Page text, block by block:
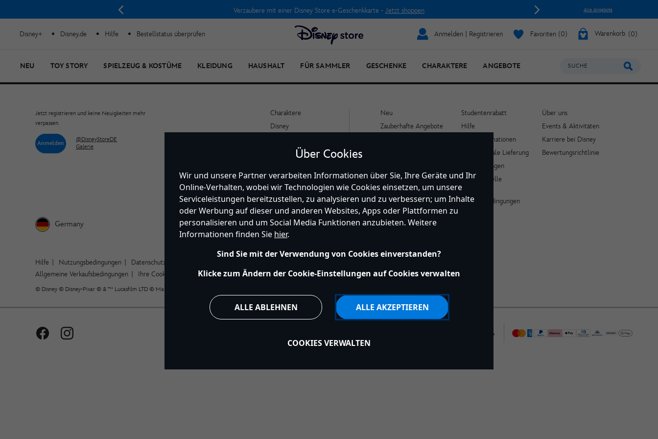
Verzaubere mit einer Disney Store e-Geschenkkarte - Jetzt shoppen Alle Angebote
Disney+ Disney.de Hilfe Bestellstatus überprüfen Anmelden | Registrieren Favoriten 0 Warenkorb 0
NEU TOY STORY SPIELZEUG & KOSTÜME KLEIDUNG HAUSHALT FÜR SAMMLER GESCHENKE CHARAKTERE ANGEBOTE SUCHE
Jetzt registrieren und keine Neuigkeiten mehr
verpassen.
Anmelden
@DisneyStoreDE
Galerie
Germany
Charaktere
Disney
Filme
Marken
Neu
Zauberhafte Angebote
Tickets
Studentenrabatt
Hilfe
Lieferinformationen
Internationale Lieferung
Rücksendungen
Größentabelle
Allgemeine
Verkaufsbedingungen
Über uns
Events & Aktivitäten
Karriere bei Disney
Bewertungsrichtlinie
Hilfe Nutzungsbedingungen Datenschutzerklärung
Allgemeine Verkaufsbedingungen
Ihre Cookie Einstellungen verwalten s172 Statements Accessibility
© Disney © Disney•Pixar © & ™ Lucasfilm LTD © Marvel. Alle Rechte vorbehalten.
Über Cookies
Wir und unsere Partner verarbeiten Informationen über Sie, Ihre Geräte und Ihr
Online-Verhalten, wobei wir Technologien wie Cookies einsetzen, um unsere
Serviceleistungen bereitzustellen, zu analysieren und zu verbessern; um Inhalte
oder Werbung auf dieser und anderen Websites, Apps oder Plattformen zu
personalisieren und um Social Media Funktionen anzubieten. Weitere
Informationen finden Sie hier.
Sind Sie mit der Verwendung von Cookies einverstanden?
Klicke zum Ändern der Cookie-Einstellungen auf Cookies verwalten
ALLE ABLEHNEN ALLE AKZEPTIEREN
COOKIES VERWALTEN